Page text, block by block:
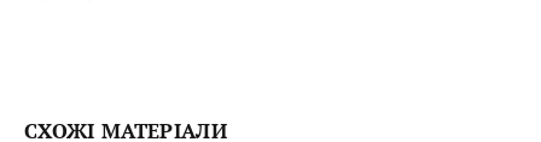
СХОЖІ МАТЕРІАЛИ